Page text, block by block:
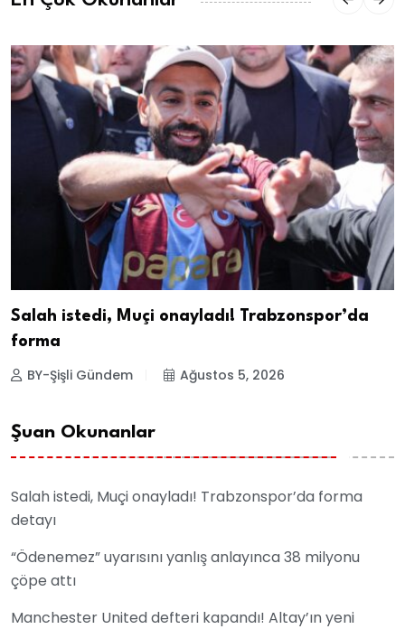
Salah istedi, Muçi onayladı! Trabzonspor’da
forma
BY-Şişli Gündem Ağustos 5, 2026
Şuan Okunanlar
Salah istedi, Muçi onayladı! Trabzonspor’da forma
detayı
“Ödenemez” uyarısını yanlış anlayınca 38 milyonu
çöpe attı
Manchester United defteri kapandı! Altay’ın yeni